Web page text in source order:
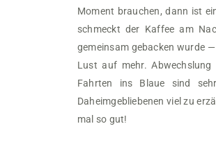
Moment brauchen, dann ist
schmeckt der Kaffee am
gemeinsam gebacken wurde
Lust auf mehr.
Fahrten ins Blaue sind
Daheimgebliebenen viel zu
mal so gut!